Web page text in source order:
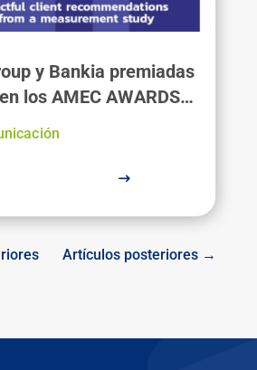
y Bankia premiadas
los AMEC AWARDS
Artículos posteriores →